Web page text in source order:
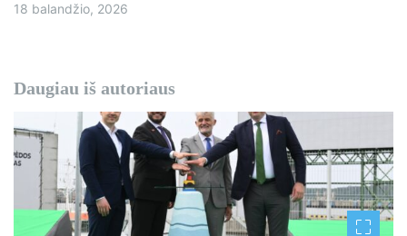
18 balandžio, 2026
Daugiau iš autoriaus